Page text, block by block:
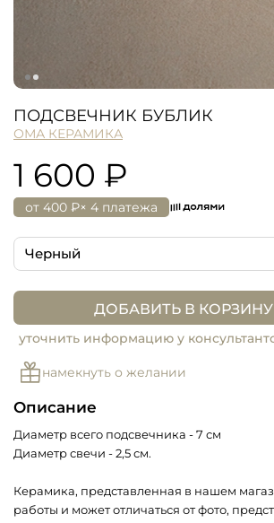
ПОДСВЕЧНИК БУБЛИК
ОМА КЕРАМИКА
1 600 ₽
от 400 ₽× 4 платежа
Черный
Молочный в крапинку
ДОБАВИТЬ В КОРЗИНУ
уточнить информацию у
намекнуть о желании
Описание
Диаметр всего подсвечника - 7 см
Диаметр свечи - 2,5 см.
Керамика, представленная в нашем
работы и может отличаться от фото,